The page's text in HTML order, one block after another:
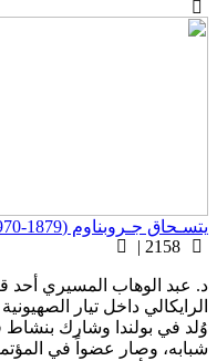
جـروبناوم (1879-1970)
2158 |
عبد الوهاب المسيري أحد
داخل تيار
في بولندا وشارك بنشاط
وصار عضواً في